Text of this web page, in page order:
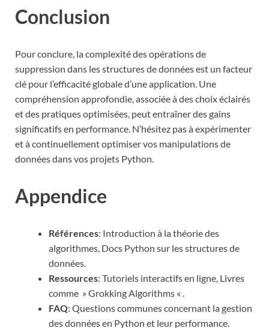
Conclusion
Pour conclure, la complexité des opérations de
suppression dans les structures de données est un facteur
clé pour l’efficacité globale d’une application. Une
compréhension approfondie, associée à des choix éclairés
et des pratiques optimisées, peut entraîner des gains
significatifs en performance. N’hésitez pas à expérimenter
et à continuellement optimiser vos manipulations de
données dans vos projets Python.
Appendice
Références: Introduction à la théorie des
algorithmes, Docs Python sur les structures de
données.
Ressources: Tutoriels interactifs en ligne, Livres
comme » Grokking Algorithms « .
FAQ: Questions communes concernant la gestion
des données en Python et leur performance.